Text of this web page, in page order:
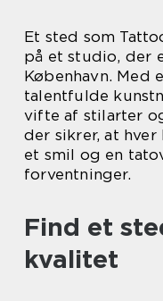
Et sted som
på et studio, der
København. Med
talentfulde
vifte af stilarter
der sikrer, at
et smil og en
forventninger.
Find et
kvalitet